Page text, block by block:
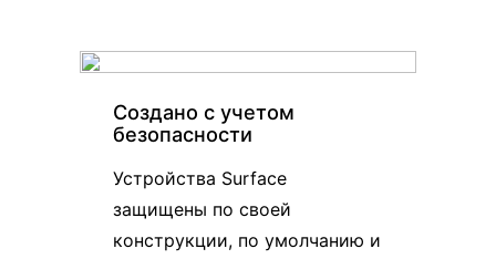
Создано с учетом
безопасности
Устройства Surface
защищены по своей
конструкции, по умолчанию и